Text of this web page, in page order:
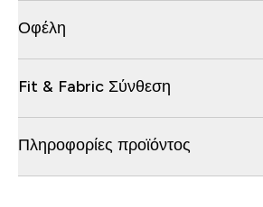
Οφέλη
Fit & Fabric Σύνθεση
Πληροφορίες προϊόντος